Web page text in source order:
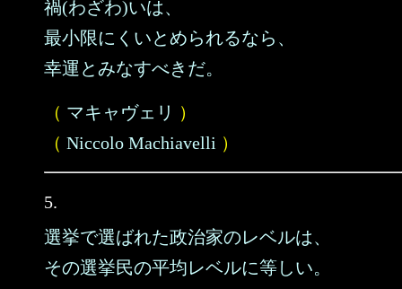
禍(わざわ)いは、
最小限にくいとめられるなら、
幸運とみなすべきだ。
（ マキャヴェリ ）
（ Niccolo Machiavelli ）
5.
選挙で選ばれた政治家のレベルは、
その選挙民の平均レベルに等しい。